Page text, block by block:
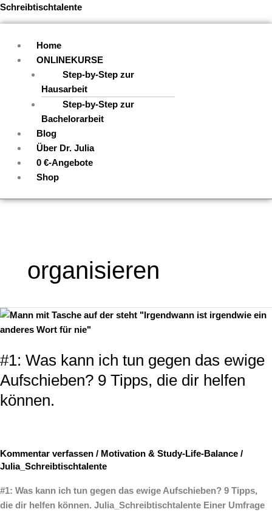
Zum
Inhalt
Schreibtischtalente
Menü
Home
ONLINEKURSE
Step-by-Step zur
Hausarbeit
Step-by-Step zur
Bachelorarbeit
Blog
Über Dr. Julia
0 €-Angebote
Shop
organisieren
#1: Was kann ich tun gegen das ewige
Aufschieben? 9 Tipps, die dir helfen
können.
Kommentar verfassen / Motivation & Study-Life-Balance /
Julia_Schreibtischtalente
#1: Was kann ich tun gegen das ewige Aufschieben? 9 Tipps,
die dir helfen können. Julia_Schreibtischtalente ­Einer Umfrage
#1:
Was
ich
tun
gegen
das
Tipps,
dir
helfen